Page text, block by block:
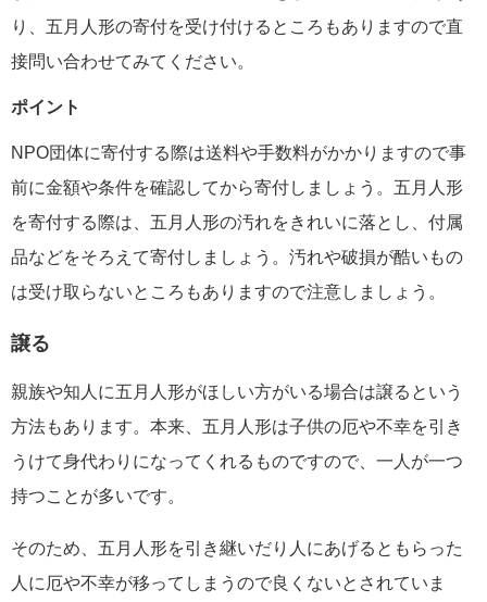
り、五月人形の寄付を受け付けるところもありますので直
接問い合わせてみてください。
ポイント
NPO団体に寄付する際は送料や手数料がかかりますので事
前に金額や条件を確認してから寄付しましょう。五月人形
を寄付する際は、五月人形の汚れをきれいに落とし、付属
品などをそろえて寄付しましょう。汚れや破損が酷いもの
は受け取らないところもありますので注意しましょう。
譲る
親族や知人に五月人形がほしい方がいる場合は譲るという
方法もあります。本来、五月人形は子供の厄や不幸を引き
うけて身代わりになってくれるものですので、一人が一つ
持つことが多いです。
そのため、五月人形を引き継いだり人にあげるともらった
人に厄や不幸が移ってしまうので良くないとされていま